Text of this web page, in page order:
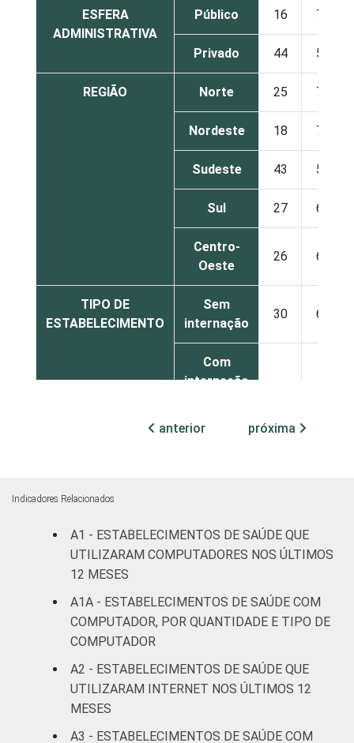
ESFERA
ADMINISTRATIVA
Público 16 71
Privado 44 52
REGIÃO Norte 25 70
Nordeste 18 71
Sudeste 43 50
Sul 27 62
Centro-
Oeste
26 69
TIPO DE
ESTABELECIMENTO
Sem
internação
30 62
Com
internação
Serviço de
terapia
IDENTIFICAÇÃO DE
UNIDADE BÁSICA
DE SAÚDE
Não UBS 40
anterior próxima
Indicadores Relacionados
A1 - ESTABELECIMENTOS DE SAÚDE QUE
UTILIZARAM COMPUTADORES NOS ÚLTIMOS
12 MESES
A1A - ESTABELECIMENTOS DE SAÚDE COM
COMPUTADOR, POR QUANTIDADE E TIPO DE
COMPUTADOR
A2 - ESTABELECIMENTOS DE SAÚDE QUE
UTILIZARAM INTERNET NOS ÚLTIMOS 12
MESES
A3 - ESTABELECIMENTOS DE SAÚDE COM